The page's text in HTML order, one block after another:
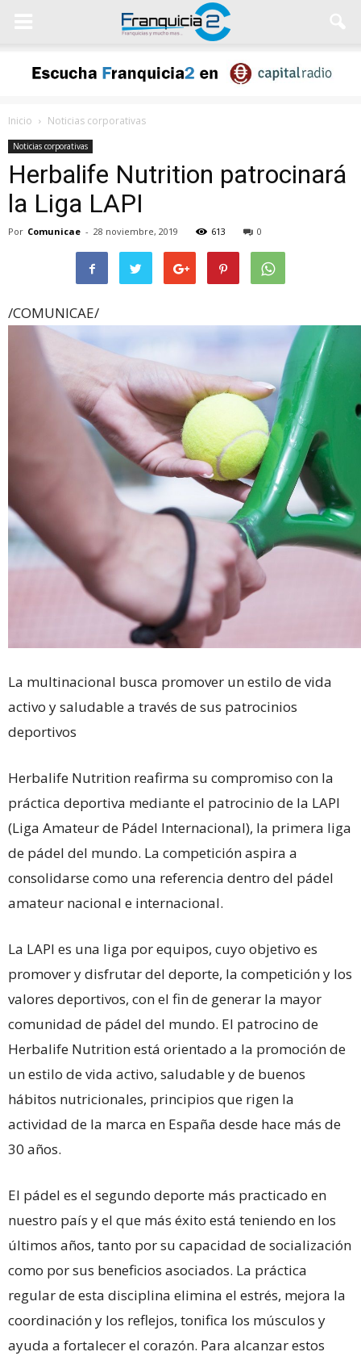
Inicio Noticias corporativas
Noticias corporativas
Herbalife Nutrition patrocinará
la Liga LAPI
Por Comunicae - 28 noviembre, 2019 613 0
/COMUNICAE/
La multinacional busca promover un estilo de vida
activo y saludable a través de sus patrocinios
deportivos
Herbalife Nutrition reafirma su compromiso con la
práctica deportiva mediante el patrocinio de la LAPI
(Liga Amateur de Pádel Internacional), la primera liga
de pádel del mundo. La competición aspira a
consolidarse como una referencia dentro del pádel
amateur nacional e internacional.
La LAPI es una liga por equipos, cuyo objetivo es
promover y disfrutar del deporte, la competición y los
valores deportivos, con el fin de generar la mayor
comunidad de pádel del mundo. El patrocino de
Herbalife Nutrition está orientado a la promoción de
un estilo de vida activo, saludable y de buenos
hábitos nutricionales, principios que rigen la
actividad de la marca en España desde hace más de
30 años.
El pádel es el segundo deporte más practicado en
nuestro país y el que más éxito está teniendo en los
últimos años, tanto por su capacidad de socialización
como por sus beneficios asociados. La práctica
regular de esta disciplina elimina el estrés, mejora la
coordinación y los reflejos, tonifica los músculos y
ayuda a fortalecer el corazón. Para alcanzar estos